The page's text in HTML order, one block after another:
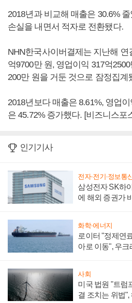
2018년과 비교해 매출은 30.6%
손실을 내면서 적자로 전환됐다.
NHN한국사이버결제는 지난해 연
억9700만 원, 영업이익 317억
200만 원을 거둔 것으로 잠정집계
2018년보다 매출은 8.61%, 영업
은 45.72% 증가했다. [비즈니스포
인기기사
전자·전기·정보통
삼성전자 SK하
에 해외 증권가
화학·에너지
로이터 "정제연
아로 이동", 우
사회
미국 법원 "트럼
결 조치는 위법",